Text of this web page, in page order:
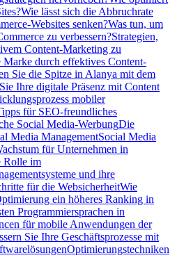
Wie lässt sich die Abbruchrate
Websites senken?Was tun, um
zu verbessern?Strategien,
Content-Marketing zu
Marke durch effektives Content-
Sie die Spitze in Alanya mit dem
Ihre digitale Präsenz mit Content
mobiler
für SEO-freundliches
Social Media-WerbungDie
Media ManagementSocial Media
für Unternehmen in
Rolle im
und ihre
für die WebsicherheitWie
ein höheres Ranking in
Programmiersprachen in
für mobile Anwendungen der
Sie Ihre Geschäftsprozesse mit
Optimierungstechniken